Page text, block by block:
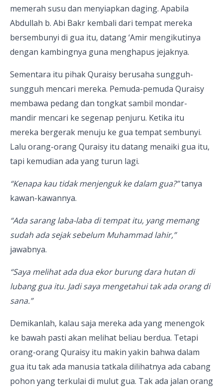
memerah susu dan menyiapkan daging. Apabila
Abdullah b. Abi Bakr kembali dari tempat mereka
bersembunyi di gua itu, datang ‘Amir mengikutinya
dengan kambingnya guna menghapus jejaknya.
Sementara itu pihak Quraisy berusaha sungguh-
sungguh mencari mereka. Pemuda-pemuda Quraisy
membawa pedang dan tongkat sambil mondar-
mandir mencari ke segenap penjuru. Ketika itu
mereka bergerak menuju ke gua tempat sembunyi.
Lalu orang-orang Quraisy itu datang menaiki gua itu,
tapi kemudian ada yang turun lagi.
“Kenapa kau tidak menjenguk ke dalam gua?”tanya
kawan-kawannya.
“Ada sarang laba-laba di tempat itu, yang memang
sudah ada sejak sebelum Muhammad lahir,”
jawabnya.
“Saya melihat ada dua ekor burung dara hutan di
lubang gua itu. Jadi saya mengetahui tak ada orang di
sana.”
Demikanlah, kalau saja mereka ada yang menengok
ke bawah pasti akan melihat beliau berdua. Tetapi
orang-orang Quraisy itu makin yakin bahwa dalam
gua itu tak ada manusia tatkala dilihatnya ada cabang
pohon yang terkulai di mulut gua. Tak ada jalan orang